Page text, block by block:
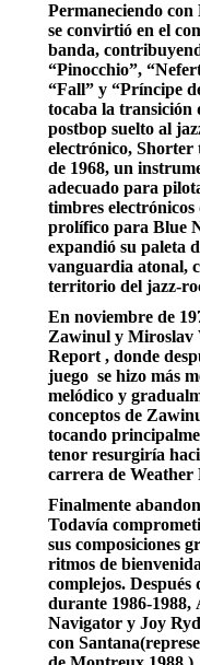
Permaneciendo
se convirtió en el
banda,
“Pinocchio”,
“Fall” y “Príncipe
tocaba la transición
postbop suelto al
electrónico, Shorter
de 1968, un
adecuado para
timbres electrónicos
prolífico para Blue
expandió su paleta
vanguardia atonal,
territorio del jazz-
En noviembre de
Zawinul y Miroslav
Report , donde
juego se hizo más
melódico y
conceptos de
tocando
tenor resurgiría
carrera de Weather
Finalmente
Todavía
sus composiciones
ritmos de
complejos.
durante 1986-
Navigator y Joy
con